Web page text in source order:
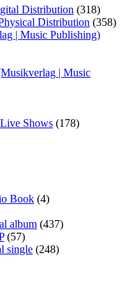
Distribution (318)
Distribution (358)
| Music Publishing)
| Music
Shows (178)
Book (4)
album (437)
(57)
single (248)